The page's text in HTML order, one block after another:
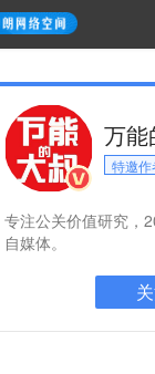
万能
特邀作
专注公关价值研究，
自媒体。